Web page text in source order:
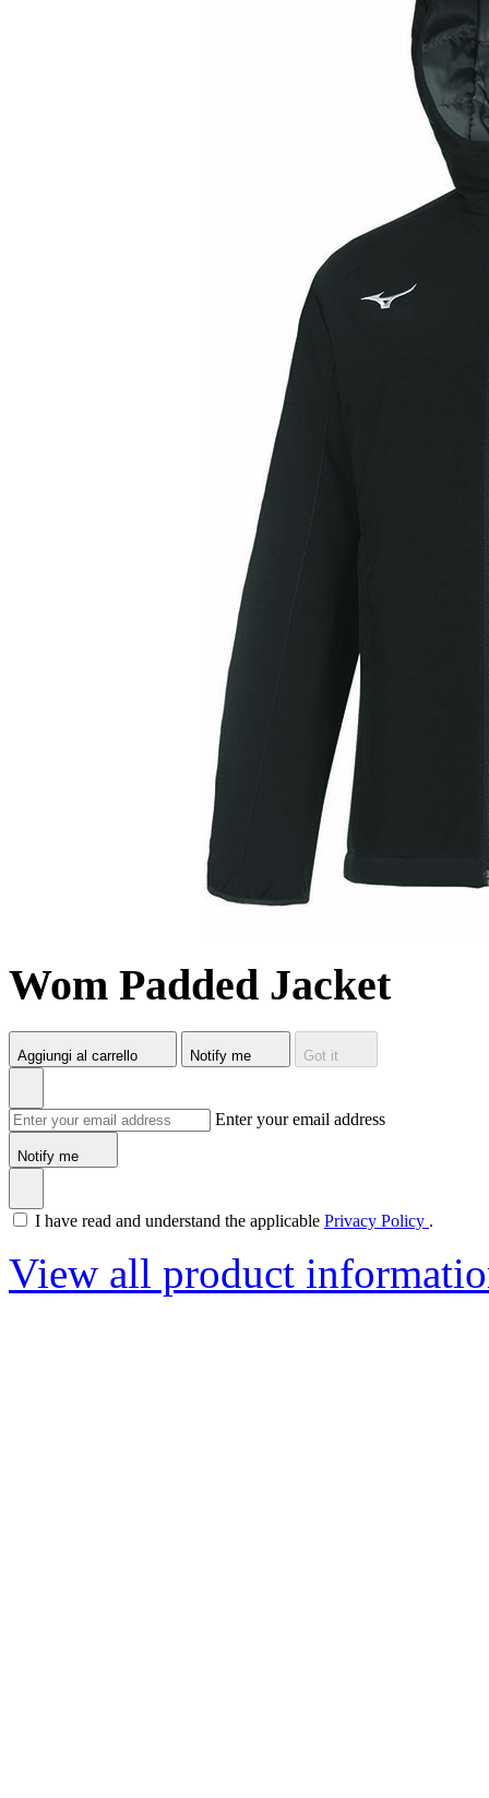
Wom Padded Jacket
Aggiungi al carrello Notify me Got it
Enter your email address
Notify me
I have read and understand the applicable Privacy Policy .
View all product